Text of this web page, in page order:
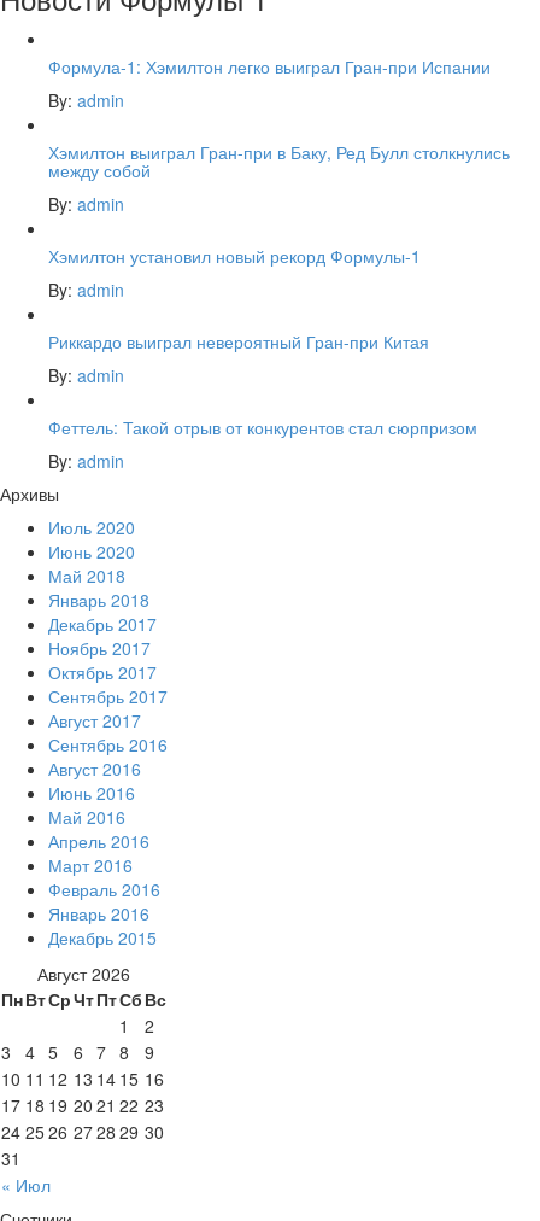
Формула-1: Хэмилтон легко выиграл Гран-при Испании
By: admin
Хэмилтон выиграл Гран-при в Баку, Ред Булл столкнулись
между собой
By: admin
Хэмилтон установил новый рекорд Формулы-1
By: admin
Риккардо выиграл невероятный Гран-при Китая
By: admin
Феттель: Такой отрыв от конкурентов стал сюрпризом
By: admin
Архивы
Июль 2020
Июнь 2020
Май 2018
Январь 2018
Декабрь 2017
Ноябрь 2017
Октябрь 2017
Сентябрь 2017
Август 2017
Сентябрь 2016
Август 2016
Июнь 2016
Май 2016
Апрель 2016
Март 2016
Февраль 2016
Январь 2016
Декабрь 2015
Август 2026
ПнВтСрЧтПтСб Вс
« Июл
1
2
3
4 5 6 7 8
9
10 11 12 13 14 15 16
17 18 19 20 21 22 23
24 2526 2728 29 30
31